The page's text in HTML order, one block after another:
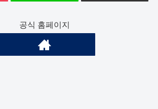
공식 홈페이지